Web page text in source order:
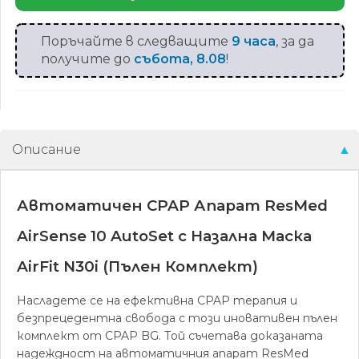
AirFit
N30i
Поръчайте в следващите 9 часа, за да
получите до събота, 8.08!
Описание
Автоматичен CPAP Апарат ResMed
AirSense 10 AutoSet с Назална Маска
AirFit N30i (Пълен Комплект)
Насладете се на ефективна CPAP терапия и
безпрецедентна свобода с този иновативен пълен
комплект от CPAP BG. Той съчетава доказаната
надеждност на автоматичния апарат ResMed